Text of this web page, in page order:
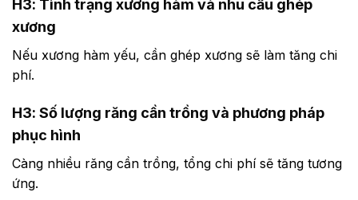
H3: Tình trạng xương hàm và nhu cầu ghép
xương
Nếu xương hàm yếu, cần ghép xương sẽ làm tăng chi
phí.
H3: Số lượng răng cần trồng và phương pháp
phục hình
Càng nhiều răng cần trồng, tổng chi phí sẽ tăng tương
ứng.